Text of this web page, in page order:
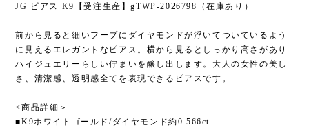
JG ピアス K9【受注生産】gTWP-2026798（在庫あり）
前から見ると細いフープにダイヤモンドが浮いてついているよう
に見えるエレガントなピアス。横から見るとしっかり高さがあり
ハイジュエリーらしい佇まいを醸し出します。大人の女性の美し
さ、清潔感、透明感全てを表現できるピアスです。
<商品詳細＞
■K9ホワイトゴールド/ダイヤモンド約0.566ct